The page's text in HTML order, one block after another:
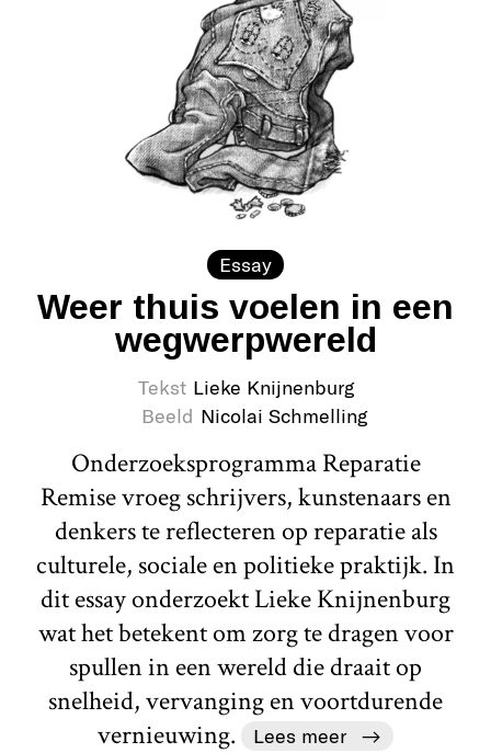
Essay
Weer thuis voelen in een
wegwerpwereld
Tekst Lieke Knijnenburg
Beeld Nicolai Schmelling
Onderzoeksprogramma Reparatie
Remise vroeg schrijvers, kunstenaars en
denkers te reflecteren op reparatie als
culturele, sociale en politieke praktijk. In
dit essay onderzoekt Lieke Knijnenburg
wat het betekent om zorg te dragen voor
spullen in een wereld die draait op
snelheid, vervanging en voortdurende
vernieuwing.
Lees meer